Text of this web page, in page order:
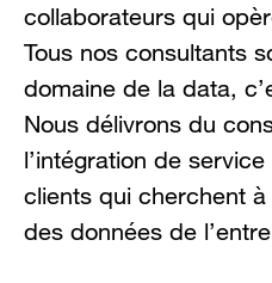
collaborateurs qui
Tous nos consultants
domaine de la data,
Nous délivrons du
l’intégration de
clients qui cherchent
des données de